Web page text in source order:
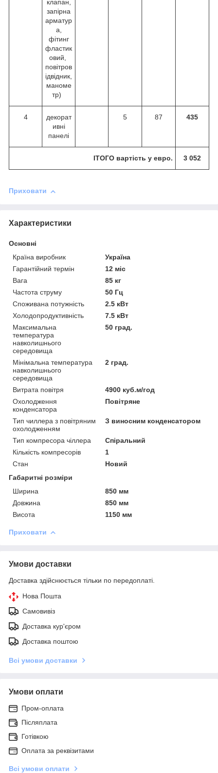
клапан,
запірна
арматур
а,
фітинг
фластик
овий,
повітров
ідвідник,
маноме
тр)
4
декорат
ивні
панелі
5 87 435
ІТОГО вартість у евро. 3 052
Приховати
Характеристики
Основні
Країна виробник
Україна
Гарантійний термін
12 міс
Вага
85 кг
Частота струму
50 Гц
Споживана потужність
2.5 кВт
Холодопродуктивність
7.5 кВт
Максимальна
температура
навколишнього
середовища
50 град.
Мінімальна температура
навколишнього
середовища
2 град.
Витрата повітря
4900 куб.м/год
Охолодження
конденсатора
Повітряне
Тип чиллера з повітряним
охолодженням
З виносним конденсатором
Тип компресора чіллера
Спіральний
Кількість компресорів
1
Стан
Новий
Габаритні розміри
Ширина
850 мм
Довжина
850 мм
Висота
1150 мм
Приховати
Умови доставки
Доставка здійснюється тільки по передоплаті.
Нова Пошта
Самовивіз
Доставка кур'єром
Доставка поштою
Всі умови доставки
Умови оплати
Пром-оплата
Післяплата
Готівкою
Оплата за реквізитами
Всі умови оплати